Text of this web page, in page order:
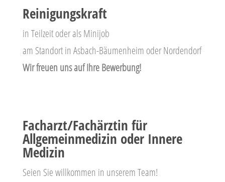
Reinigungskraft
in Teilzeit oder als Minijob
am Standort in Asbach-Bäumenheim oder Nordendorf
Wir freuen uns auf Ihre Bewerbung!
Facharzt/Fachärztin für
Allgemeinmedizin oder Innere
Medizin
Seien Sie willkommen in unserem Team!